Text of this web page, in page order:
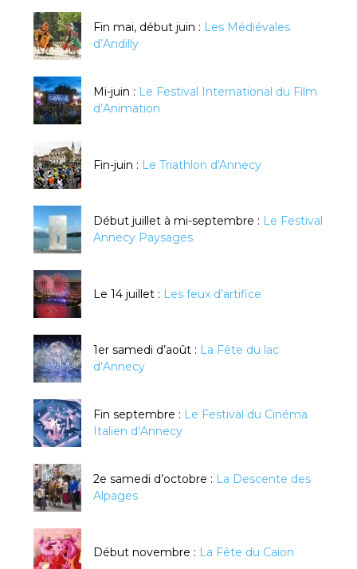
Fin mai, début juin : Les Médiévales
d’Andilly
Mi-juin : Le Festival International du Film
d’Animation
Fin-juin : Le Triathlon d'Annecy
Début juillet à mi-septembre : Le Festival
Annecy Paysages
Le 14 juillet : Les feux d’artifice
1er samedi d’août : La Fête du lac
d’Annecy
Fin septembre : Le Festival du Cinéma
Italien d’Annecy
2e samedi d’octobre : La Descente des
Alpages
Début novembre : La Fête du Caïon